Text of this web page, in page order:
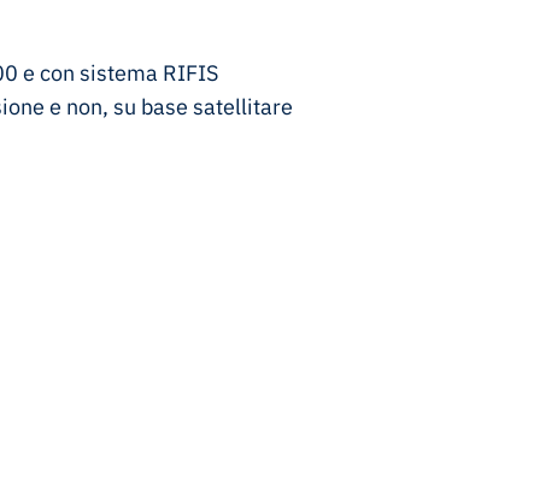
e con sistema RIFIS
e non, su base satellitare